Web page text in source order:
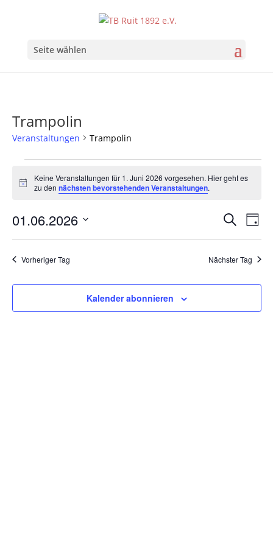
Seite wählen
Trampolin
Veranstaltungen Trampolin
Veranstaltungen
für
Juni
2026
Hinweis
Keine Veranstaltungen für 1. Juni 2026 vorgesehen. Hier geht es
zu den nächsten bevorstehenden Veranstaltungen.
Suche
SucheTag
01.06.2026
Vorheriger Tag Nächster Tag
Kalender abonnieren